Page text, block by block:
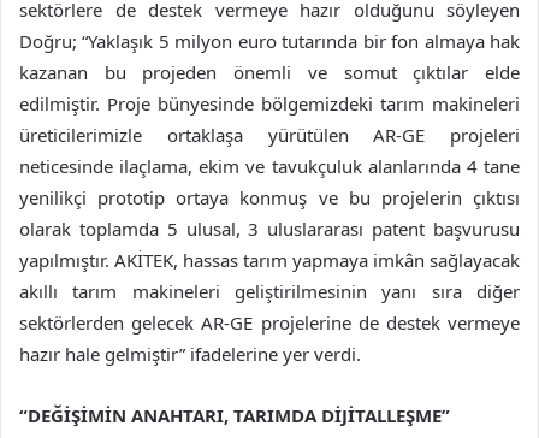
sektörlere de destek vermeye hazır olduğunu söyleyen
Doğru; “Yaklaşık 5 milyon euro tutarında bir fon almaya hak
kazanan bu projeden önemli ve somut çıktılar elde
edilmiştir. Proje bünyesinde bölgemizdeki tarım makineleri
üreticilerimizle ortaklaşa yürütülen AR-GE projeleri
neticesinde ilaçlama, ekim ve tavukçuluk alanlarında 4 tane
yenilikçi prototip ortaya konmuş ve bu projelerin çıktısı
olarak toplamda 5 ulusal, 3 uluslararası patent başvurusu
yapılmıştır. AKİTEK, hassas tarım yapmaya imkân sağlayacak
akıllı tarım makineleri geliştirilmesinin yanı sıra diğer
sektörlerden gelecek AR-GE projelerine de destek vermeye
hazır hale gelmiştir” ifadelerine yer verdi.
“DEĞİŞİMİN ANAHTARI, TARIMDA DİJİTALLEŞME”